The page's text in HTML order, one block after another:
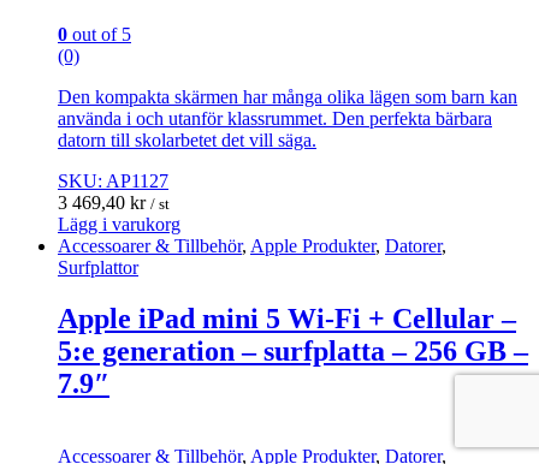
0 out of 5
(0)
Den kompakta skärmen har många olika lägen som barn kan
använda i och utanför klassrummet. Den perfekta bärbara
datorn till skolarbetet det vill säga.
SKU: AP1127
3 469,40 kr / st
Lägg i varukorg
Accessoarer & Tillbehör, Apple Produkter, Datorer,
Surfplattor
Apple iPad mini 5 Wi-Fi + Cellular –
5:e generation – surfplatta – 256 GB –
7.9″
Accessoarer & Tillbehör, Apple Produkter, Datorer,